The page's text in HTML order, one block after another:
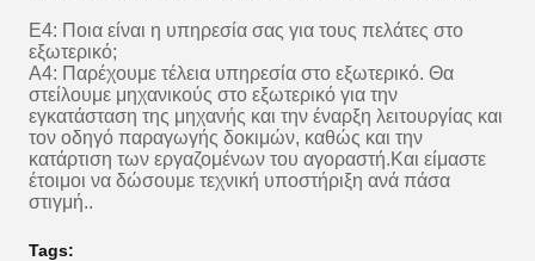
Ε4: Ποια είναι η υπηρεσία σας για τους πελάτες στο
εξωτερικό;
Α4: Παρέχουμε τέλεια υπηρεσία στο εξωτερικό. Θα
στείλουμε μηχανικούς στο εξωτερικό για την
εγκατάσταση της μηχανής και την έναρξη λειτουργίας και
τον οδηγό παραγωγής δοκιμών, καθώς και την
κατάρτιση των εργαζομένων του αγοραστή.Και είμαστε
έτοιμοι να δώσουμε τεχνική υποστήριξη ανά πάσα
στιγμή..
Tags: